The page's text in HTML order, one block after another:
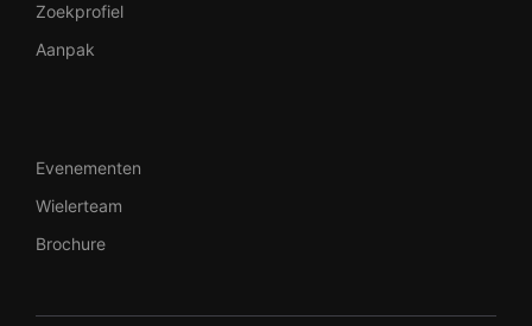
Zoekprofiel
Aanpak
Evenementen
Wielerteam
Brochure